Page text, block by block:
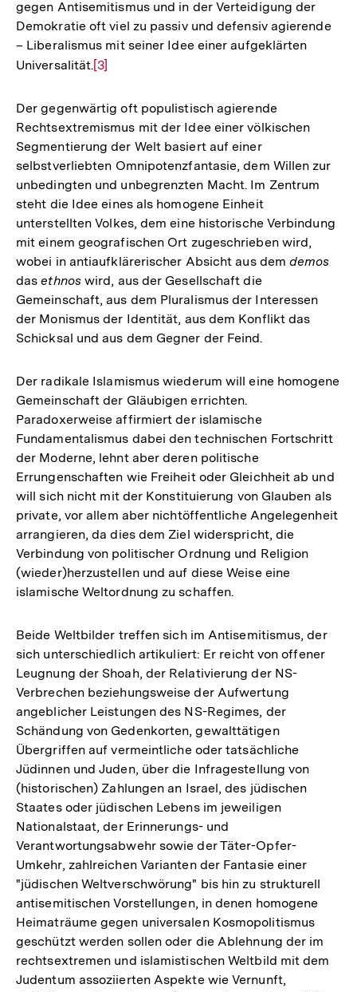
gegen Antisemitismus und in der Verteidigung der
Demokratie oft viel zu passiv und defensiv agierende
– Liberalismus mit seiner Idee einer aufgeklärten
Universalität.Zur
der
Fußnote
[3]
Der gegenwärtig oft populistisch agierende
Rechtsextremismus mit der Idee einer völkischen
Segmentierung der Welt basiert auf einer
selbstverliebten Omnipotenzfantasie, dem Willen zur
unbedingten und unbegrenzten Macht. Im Zentrum
steht die Idee eines als homogene Einheit
unterstellten Volkes, dem eine historische Verbindung
mit einem geografischen Ort zugeschrieben wird,
wobei in antiaufklärerischer Absicht aus demdemos
dasethnoswird, aus der Gesellschaft die
Gemeinschaft, aus dem Pluralismus der Interessen
der Monismus der Identität, aus dem Konflikt das
Schicksal und aus dem Gegner der Feind.
Der radikale Islamismus wiederum will eine homogene
Gemeinschaft der Gläubigen errichten.
Paradoxerweise affirmiert der islamische
Fundamentalismus dabei den technischen Fortschritt
der Moderne, lehnt aber deren politische
Errungenschaften wie Freiheit oder Gleichheit ab und
will sich nicht mit der Konstituierung von Glauben als
private, vor allem aber nichtöffentliche Angelegenheit
arrangieren, da dies dem Ziel widerspricht, die
Verbindung von politischer Ordnung und Religion
(wieder)herzustellen und auf diese Weise eine
islamische Weltordnung zu schaffen.
Beide Weltbilder treffen sich im Antisemitismus, der
sich unterschiedlich artikuliert: Er reicht von offener
Leugnung der Shoah, der Relativierung der NS-
Verbrechen beziehungsweise der Aufwertung
angeblicher Leistungen des NS-Regimes, der
Schändung von Gedenkorten, gewalttätigen
Übergriffen auf vermeintliche oder tatsächliche
Jüdinnen und Juden, über die Infragestellung von
(historischen) Zahlungen an Israel, des jüdischen
Staates oder jüdischen Lebens im jeweiligen
Nationalstaat, der Erinnerungs- und
Verantwortungsabwehr sowie der Täter-Opfer-
Umkehr, zahlreichen Varianten der Fantasie einer
"jüdischen Weltverschwörung" bis hin zu strukturell
antisemitischen Vorstellungen, in denen homogene
Heimaträume gegen universalen Kosmopolitismus
geschützt werden sollen oder die Ablehnung der im
rechtsextremen und islamistischen Weltbild mit dem
Judentum assoziierten Aspekte wie Vernunft,